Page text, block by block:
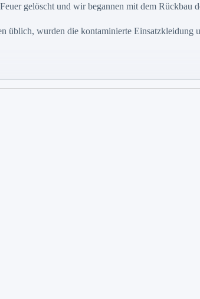
gelöscht und wir begannen mit dem Rückbau
üblich, wurden die kontaminierte